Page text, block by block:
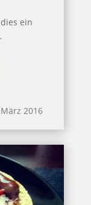
ein
2016